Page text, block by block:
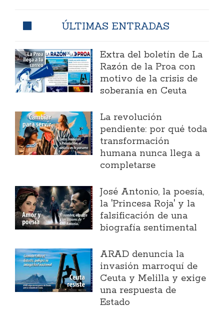
ÚLTIMAS ENTRADAS
Extra del boletín de La
Razón de la Proa con
motivo de la crisis de
soberanía en Ceuta
La revolución
pendiente: por qué toda
transformación
humana nunca llega a
completarse
José Antonio, la poesía,
la 'Princesa Roja' y la
falsificación de una
biografía sentimental
ARAD denuncia la
invasión marroquí de
Ceuta y Melilla y exige
una respuesta de
Estado